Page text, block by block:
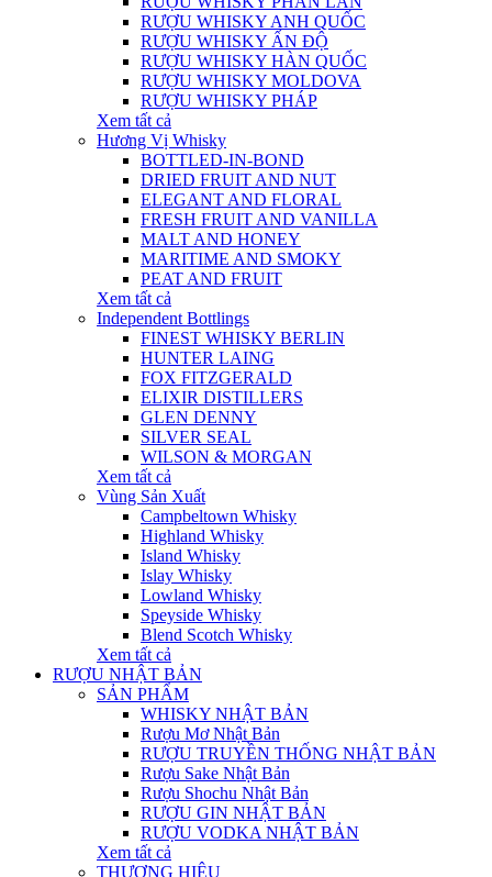
RƯỢU WHISKY ANH QUỐC
RƯỢU WHISKY ẤN ĐỘ
RƯỢU WHISKY HÀN QUỐC
RƯỢU WHISKY MOLDOVA
RƯỢU WHISKY PHÁP
Xem tất cả
Hương Vị Whisky
BOTTLED-IN-BOND
DRIED FRUIT AND NUT
ELEGANT AND FLORAL
FRESH FRUIT AND VANILLA
MALT AND HONEY
MARITIME AND SMOKY
PEAT AND FRUIT
Xem tất cả
Independent Bottlings
FINEST WHISKY BERLIN
HUNTER LAING
FOX FITZGERALD
ELIXIR DISTILLERS
GLEN DENNY
SILVER SEAL
WILSON & MORGAN
Xem tất cả
Vùng Sản Xuất
Campbeltown Whisky
Highland Whisky
Island Whisky
Islay Whisky
Lowland Whisky
Speyside Whisky
Blend Scotch Whisky
Xem tất cả
RƯỢU NHẬT BẢN
SẢN PHẨM
WHISKY NHẬT BẢN
Rượu Mơ Nhật Bản
RƯỢU TRUYỀN THỐNG NHẬT BẢN
Rượu Sake Nhật Bản
Rượu Shochu Nhật Bản
RƯỢU GIN NHẬT BẢN
RƯỢU VODKA NHẬT BẢN
Xem tất cả
THƯƠNG HIỆU